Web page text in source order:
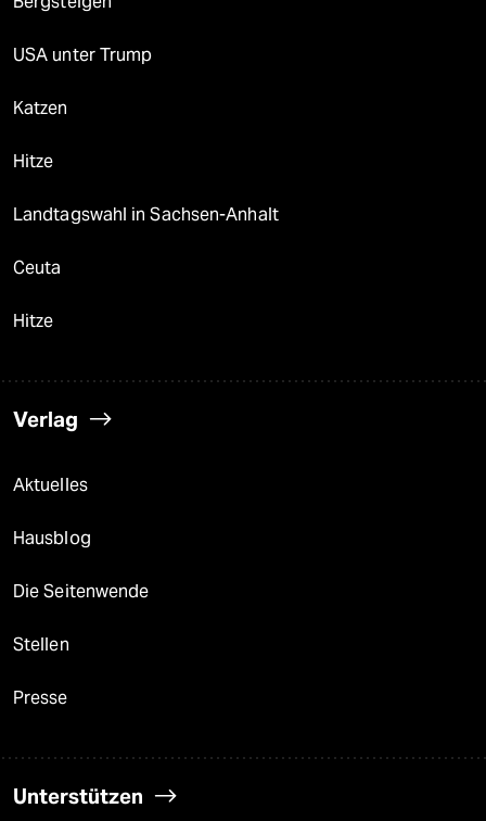
USA unter Trump
Katzen
Hitze
Landtagswahl in Sachsen-Anhalt
Ceuta
Hitze
Verlag
Aktuelles
Hausblog
Die Seitenwende
Stellen
Presse
Unterstützen